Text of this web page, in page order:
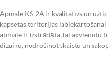
Apmale KS-2A ir kvalitatīvs un
kapsētas teritorijas
apmale ir izstrādāta, lai apvienotu
dizainu, nodrošinot skaistu un